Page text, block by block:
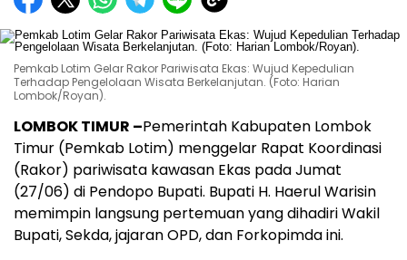
Pemkab Lotim Gelar Rakor Pariwisata Ekas: Wujud Kepedulian
Terhadap Pengelolaan Wisata Berkelanjutan. (Foto: Harian
Lombok/Royan).
LOMBOK TIMUR –Pemerintah Kabupaten Lombok
Timur (Pemkab Lotim) menggelar Rapat Koordinasi
(Rakor) pariwisata kawasan Ekas pada Jumat
(27/06) di Pendopo Bupati. Bupati H. Haerul Warisin
memimpin langsung pertemuan yang dihadiri Wakil
Bupati, Sekda, jajaran OPD, dan Forkopimda ini.